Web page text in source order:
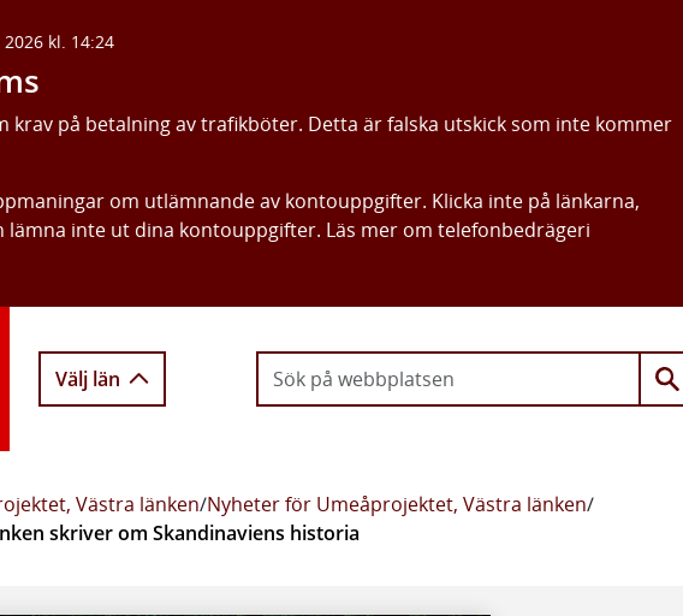
kl. 14:24
krav på betalning av trafikböter. Detta är falska utskick som inte kommer
om utlämnande av kontouppgifter. Klicka inte på länkarna,
lämna inte ut dina kontouppgifter. Läs mer om telefonbedrägeri
Välj län
Västra länken/Nyheter för Umeåprojektet, Västra länken/
skriver om Skandinaviens historia